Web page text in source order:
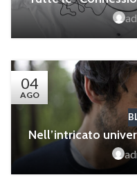
04
AGO
Nell’intricato